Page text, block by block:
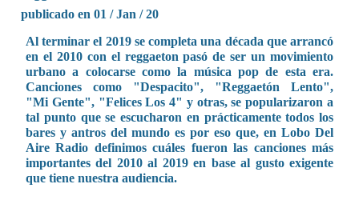
publicado en 01 / Jan / 20
Al terminar el 2019 se completa una década que arrancó
en el 2010 con el reggaeton pasó de ser un movimiento
urbano a colocarse como la música pop de esta era.
Canciones como "Despacito", "Reggaetón Lento",
"Mi Gente", "Felices Los 4" y otras, se popularizaron a
tal punto que se escucharon en prácticamente todos los
bares y antros del mundo es por eso que, en Lobo Del
Aire Radio definimos cuáles fueron las canciones más
importantes del 2010 al 2019 en base al gusto exigente
que tiene nuestra audiencia.